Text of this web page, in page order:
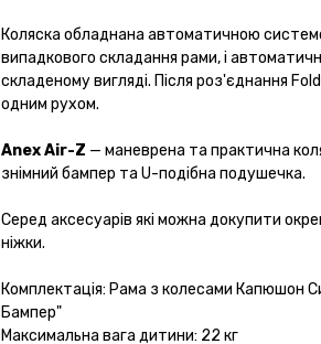
Коляска обладнана автоматичною
випадкового складання рами, і
складеному вигляді. Після роз'єднання
одним рухом.
Anex Air-Z — маневрена та практична
знімний бампер та U-подібна подушечка.
Серед аксесуарів які можна докупити
ніжки.
Комплектація: Рама з колесами Капюшон
Бампер"
Максимальна вага дитини: 22 кг